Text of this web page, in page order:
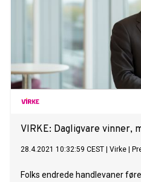
VIRKE: Dagligvare vinner,
28.4.2021 10:32:59 CEST Virke
Folks endrede handlevaner